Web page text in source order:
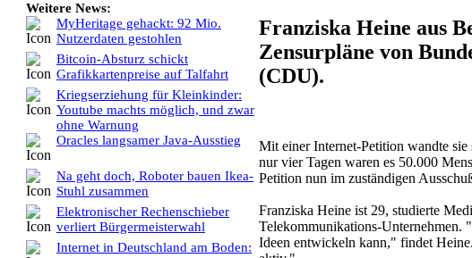
Weitere News:
MyHeritage gehackt: 92 Mio.
Nutzerdaten gestohlen
Bitcoin-Absturz schickt
Grafikkartenpreise auf Talfahrt
Kriegserziehung für Kleinkinder:
Youtube machts möglich, und zwar
ohne Warnung
Oracles langsamer Java-Ausstieg
Na geht doch, Roboter bauen Ikea-
Stuhl zusammen
Elektronischer Rechenschieber
verliert Bürgermeisterwahl
Internet in Deutschland am Boden:
Franziska Heine aus
Zensurpläne von
(CDU).
Mit einer Internet-Petition wandte sie
nur vier Tagen waren es 50.000
Petition nun im zuständigen
Franziska Heine ist 29, studierte
Telekommunikations-Unternehmen.
Ideen entwickeln kann," findet